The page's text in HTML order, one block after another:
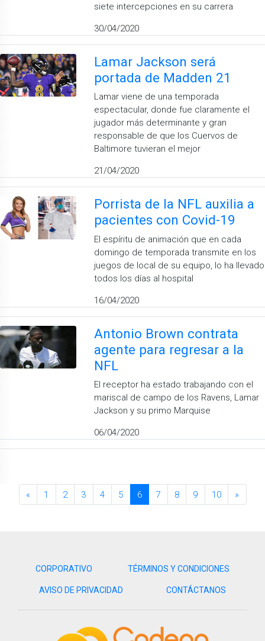
siete intercepciones en su carrera
30/04/2020
Lamar Jackson será
portada de Madden 21
Lamar viene de una temporada
espectacular, donde fue claramente el
jugador más determinante y gran
responsable de que los Cuervos de
Baltimore tuvieran el mejor
21/04/2020
Porrista de la NFL auxilia a
pacientes con Covid-19
El espíritu de animación que en cada
domingo de temporada transmite en los
juegos de local de su equipo, lo ha llevado
todos los días al hospital
16/04/2020
Antonio Brown contrata
agente para regresar a la
NFL
El receptor ha estado trabajando con el
mariscal de campo de los Ravens, Lamar
Jackson y su primo Marquise
06/04/2020
« 1 2 3 4 5 6 7 8 9 10 »
CORPORATIVO TÉRMINOS Y CONDICIONES
AVISO DE PRIVACIDAD CONTÁCTANOS